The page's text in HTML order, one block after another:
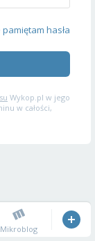
hasła
Wykop.pl w jego
w całości,
Mikroblog